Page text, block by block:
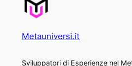
Metauniversi.it
Sviluppatori di Esperienze nel